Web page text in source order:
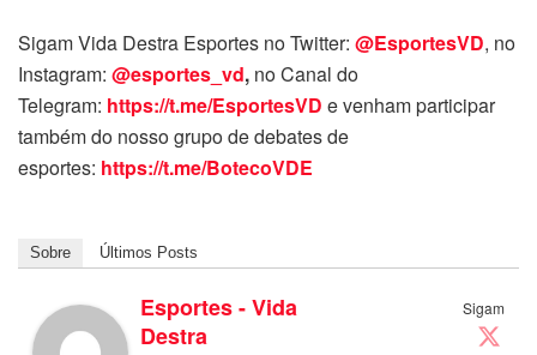
Sigam Vida Destra Esportes no Twitter: @EsportesVD, no
Instagram: @esportes_vd, no Canal do
Telegram: https://t.me/EsportesVD e venham participar
também do nosso grupo de debates de
esportes: https://t.me/BotecoVDE
Sobre Últimos Posts
Sigam
Esportes - Vida
Destra